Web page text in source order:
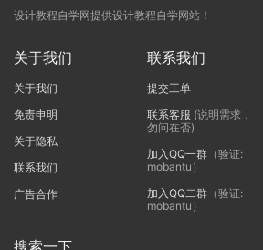
设计教程自学网提供设计教程自学网站！
关于我们
关于我们
免责申明
关于隐私
联系我们
广告合作
联系我们
提交工单
联系客服 (说明需求，
勿问在否)
加入QQ一群（验证:
mobantu）
加入QQ二群（验证:
mobantu）
搜索一下